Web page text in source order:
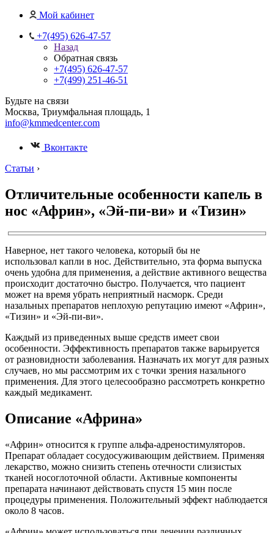
Мой кабинет
+7(495) 626-47-57
Назад
Обратная связь
+7(495) 626-47-57
+7(499) 251-46-51
Будьте на связи
Москва, Триумфальная площадь, 1
info@kmmedcenter.com
Вконтакте
Статьи ›
Отличительные особенности капель в
нос «Африн», «Эй-пи-ви» и «Тизин»
Наверное, нет такого человека, который бы не
использовал капли в нос. Действительно, эта форма выпуска
очень удобна для применения, а действие активного вещества
происходит достаточно быстро. Получается, что пациент
может на время убрать неприятный насморк. Среди
назальных препаратов неплохую репутацию имеют «Африн»,
«Тизин» и «Эй-пи-ви».
Каждый из приведенных выше средств имеет свои
особенности. Эффективность препаратов также варьируется
от разновидности заболевания. Назначать их могут для разных
случаев, но мы рассмотрим их с точки зрения назального
применения. Для этого целесообразно рассмотреть конкретно
каждый медикамент.
Описание «Африна»
«Африн» относится к группе альфа-адреностимуляторов.
Препарат обладает сосудосуживающим действием. Применяя
лекарство, можно снизить степень отечности слизистых
тканей носоглоточной области. Активные компоненты
препарата начинают действовать спустя 15 мин после
процедуры применения. Положительный эффект наблюдается
около 8 часов.